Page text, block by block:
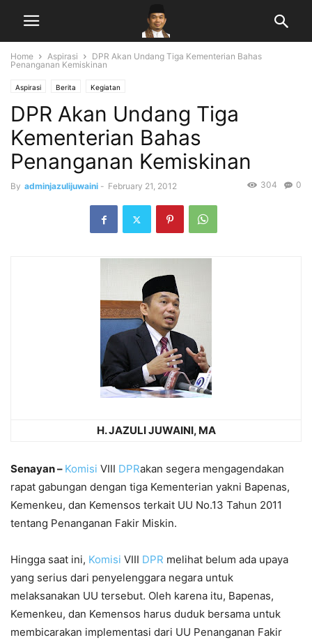
Home Aspirasi
DPR Akan Undang Tiga Kementerian Bahas
Penanganan Kemiskinan
Aspirasi Berita Kegiatan
DPR Akan Undang Tiga
Kementerian Bahas
Penanganan Kemiskinan
By adminjazulijuwaini - February 21, 2012 0
304
H. JAZULI JUWAINI, MA
Senayan – Komisi VIII DPRakan segera mengagendakan
rapat gabungan dengan tiga Kementerian yakni Bapenas,
Kemenkeu, dan Kemensos terkait UU No.13 Tahun 2011
tentang Penanganan Fakir Miskin.
Hingga saat ini, Komisi VIII DPR melihat belum ada upaya
yang serius dari penyelenggara negara untuk
melaksanakan UU tersebut. Oleh karena itu, Bapenas,
Kemenkeu, dan Kemensos harus duduk bersama untuk
membicarakan implementasi dari UU Penanganan Fakir